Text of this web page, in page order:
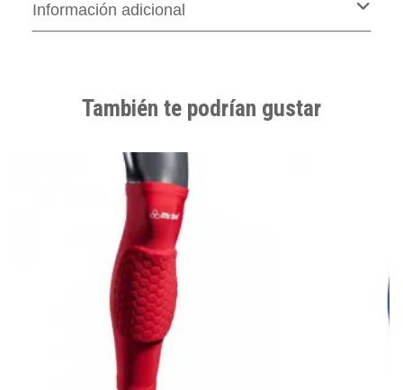
Información adicional
También te podrían gustar